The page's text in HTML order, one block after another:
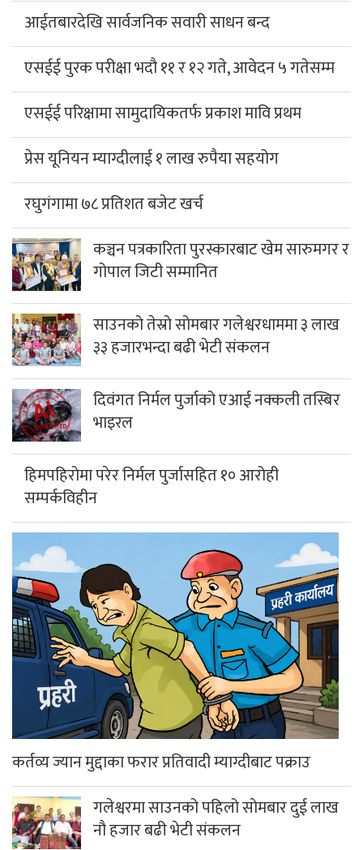
आईतबारदेखि सार्वजनिक सवारी साधन बन्द
एसईई पुरक परीक्षा भदौ ११ र १२ गते, आवेदन ५ गतेसम्म
एसईई परिक्षामा सामुदायिकतर्फ प्रकाश मावि प्रथम
प्रेस यूनियन म्याग्दीलाई १ लाख रुपैया सहयोग
रघुगंगामा ७८ प्रतिशत बजेट खर्च
कञ्चन पत्रकारिता पुरस्कारबाट खेम सारुमगर र
गोपाल जिटी सम्मानित
साउनको तेस्रो सोमबार गलेश्वरधाममा ३ लाख
३३ हजारभन्दा बढी भेटी संकलन
दिवंगत निर्मल पुर्जाको एआई नक्कली तस्बिर
भाइरल
हिमपहिरोमा परेर निर्मल पुर्जासहित १० आरोही
सम्पर्कविहीन
कर्तव्य ज्यान मुद्दाका फरार प्रतिवादी म्याग्दीबाट पक्राउ
गलेश्वरमा साउनको पहिलो सोमबार दुई लाख
नौ हजार बढी भेटी संकलन